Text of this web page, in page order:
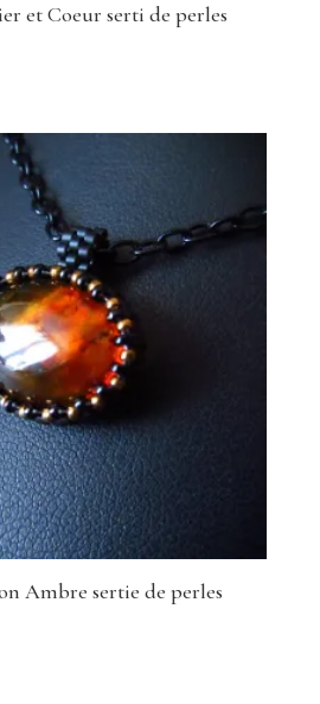
et Coeur serti de perles
Ambre sertie de perles